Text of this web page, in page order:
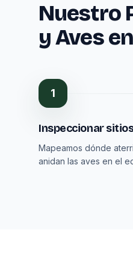
Nuestro
y Aves
1
Inspeccionar
Mapeamos dónde
anidan las aves en el